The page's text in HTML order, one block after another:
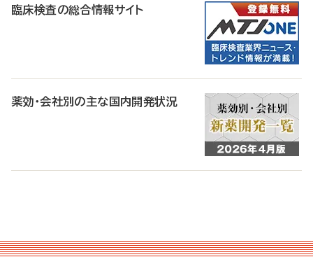
臨床検査の総合情報サイト
薬効・会社別の主な国内開発状況